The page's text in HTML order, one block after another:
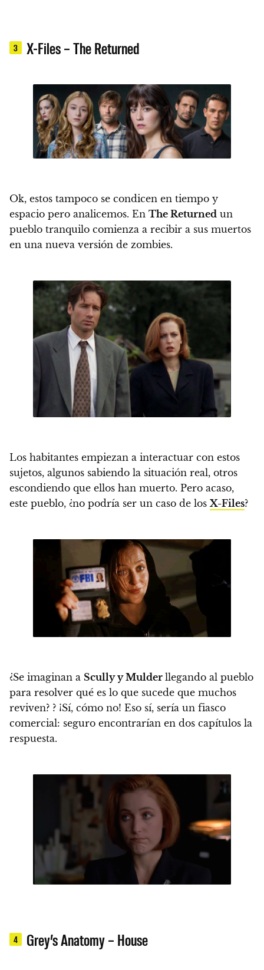
3 X-Files – The Returned
Ok, estos tampoco se condicen en tiempo y
espacio pero analicemos. En The Returned un
pueblo tranquilo comienza a recibir a sus muertos
en una nueva versión de zombies.
Los habitantes empiezan a interactuar con estos
sujetos, algunos sabiendo la situación real, otros
escondiendo que ellos han muerto. Pero acaso,
este pueblo, ¿no podría ser un caso de los X-Files?
¿Se imaginan a Scully y Mulder llegando al pueblo
para resolver qué es lo que sucede que muchos
reviven? ? ¡Sí, cómo no! Eso sí, sería un fiasco
comercial: seguro encontrarían en dos capítulos la
respuesta.
4 Grey’s Anatomy – House